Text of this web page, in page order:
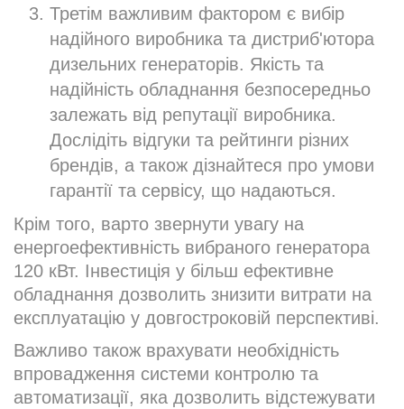
Третім важливим фактором є вибір
надійного виробника та дистриб'ютора
дизельних генераторів. Якість та
надійність обладнання безпосередньо
залежать від репутації виробника.
Дослідіть відгуки та рейтинги різних
брендів, а також дізнайтеся про умови
гарантії та сервісу, що надаються.
Крім того, варто звернути увагу на
енергоефективність вибраного генератора
120 кВт. Інвестиція у більш ефективне
обладнання дозволить знизити витрати на
експлуатацію у довгостроковій перспективі.
Важливо також врахувати необхідність
впровадження системи контролю та
автоматизації, яка дозволить відстежувати